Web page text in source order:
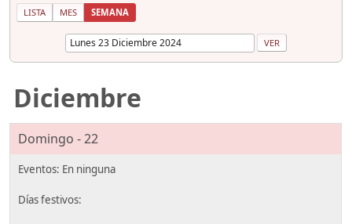
LISTA MES SEMANA
Diciembre
Domingo - 22